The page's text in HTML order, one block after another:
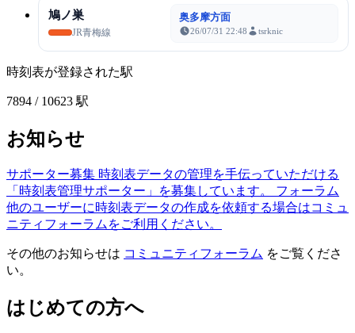
鳩ノ巣
JR青梅線
奥多摩方面
26/07/31 22:48 tsrknic
時刻表が登録された駅
7894 / 10623 駅
お知らせ
サポーター募集 時刻表データの管理を手伝っていただける
「時刻表管理サポーター」を募集しています。
フォーラム
他のユーザーに時刻表データの作成を依頼する場合はコミュ
ニティフォーラムをご利用ください。
その他のお知らせは コミュニティフォーラム をご覧くださ
い。
はじめての方へ